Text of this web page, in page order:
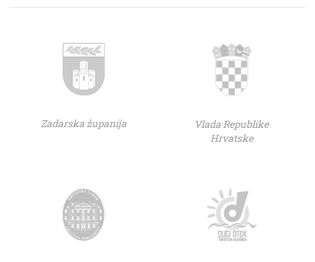
Zadarska županija
Vlada Republike
Hrvatske